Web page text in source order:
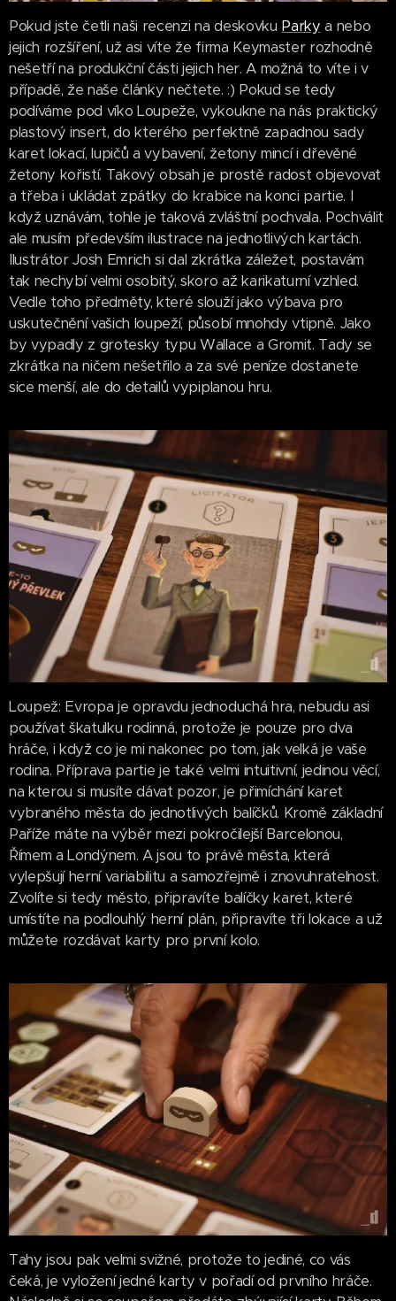
Pokud jste četli naši recenzi na deskovku Parky a nebo
jejich rozšíření, už asi víte že firma Keymaster rozhodně
nešetří na produkční části jejich her. A možná to víte i v
případě, že naše články nečtete. :) Pokud se tedy
podíváme pod víko Loupeže, vykoukne na nás praktický
plastový insert, do kterého perfektně zapadnou sady
karet lokací, lupičů a vybavení, žetony mincí i dřevěné
žetony kořistí. Takový obsah je prostě radost objevovat
a třeba i ukládat zpátky do krabice na konci partie. I
když uznávám, tohle je taková zvláštní pochvala. Pochválit
ale musím především ilustrace na jednotlivých kartách.
Ilustrátor Josh Emrich si dal zkrátka záležet, postavám
tak nechybí velmi osobitý, skoro až karikaturní vzhled.
Vedle toho předměty, které slouží jako výbava pro
uskutečnění vašich loupeží, působí mnohdy vtipně. Jako
by vypadly z grotesky typu Wallace a Gromit. Tady se
zkrátka na ničem nešetřilo a za své peníze dostanete
sice menší, ale do detailů vypiplanou hru.
Loupež: Evropa je opravdu jednoduchá hra, nebudu asi
používat škatulku rodinná, protože je pouze pro dva
hráče, i když co je mi nakonec po tom, jak velká je vaše
rodina. Příprava partie je také velmi intuitivní, jedinou věcí,
na kterou si musíte dávat pozor, je přimíchání karet
vybraného města do jednotlivých balíčků. Kromě základní
Paříže máte na výběr mezi pokročilejší Barcelonou,
Římem a Londýnem. A jsou to právě města, která
vylepšují herní variabilitu a samozřejmě i znovuhratelnost.
Zvolíte si tedy město, připravíte balíčky karet, které
umístíte na podlouhlý herní plán, připravíte tři lokace a už
můžete rozdávat karty pro první kolo.
Tahy jsou pak velmi svižné, protože to jediné, co vás
čeká, je vyložení jedné karty v pořadí od prvního hráče.